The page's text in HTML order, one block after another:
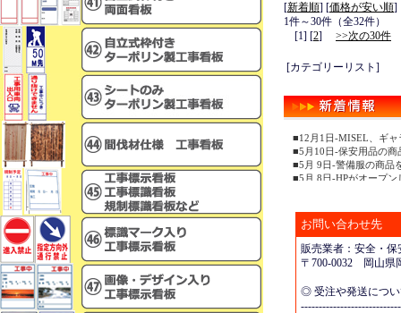
[新着順] [価格が安い順]
1件～30件（全32件）
[1] [2] >>次の30件
[カテゴリーリスト]
■12月1日-MISEL、ギ
■5月10日-保安用品の商
■5月 9日-警備服の商品
■5月 8日-HPがオープン
お問い合わせ先
販売業者：安全・保
〒700-0032 岡山県
◎ 受注や発送につ